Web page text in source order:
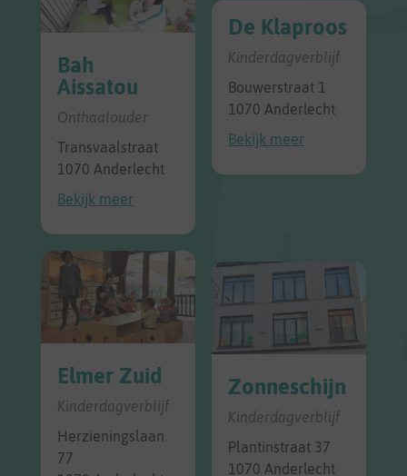
Bah
Aissatou
Onthaalouder
Transvaalstraat
1070 Anderlecht
Bekijk meer
De Klaproos
Kinderdagverblijf
Bouwerstraat 1
1070 Anderlecht
Bekijk meer
Elmer Zuid
Kinderdagverblijf
Herzieningslaan
77
Zonneschijn
Kinderdagverblijf
Plantinstraat 37
1070 Anderlecht